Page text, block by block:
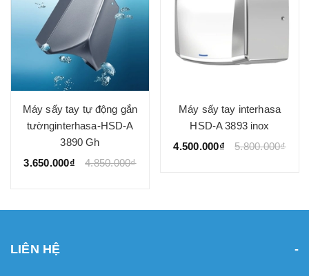
Máy sấy tay tự động gắn
tườnginterhasa-HSD-A
3890 Gh
3.650.000₫
4.850.000₫
Máy sấy tay interhasa
HSD-A 3893 inox
4.500.000₫
5.800.000₫
LIÊN HỆ